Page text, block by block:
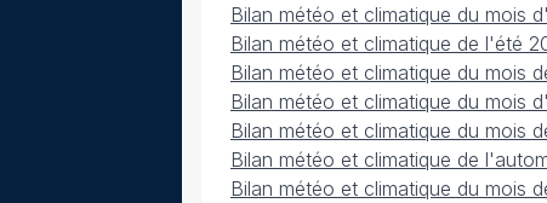
Bilan météo et climatique du mois
Bilan météo et climatique de l'été
Bilan météo et climatique du mois
Bilan météo et climatique du mois
Bilan météo et climatique du mois
Bilan météo et climatique de
Bilan météo et climatique du mois